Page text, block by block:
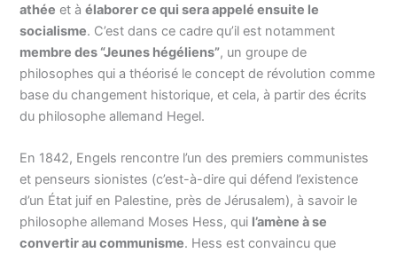
athée et àélaborer ce qui sera appelé ensuite le
socialisme. C’est dans ce cadre qu’il est notamment
membre des “Jeunes hégéliens”, un groupe de
philosophes qui a théorisé le concept de révolution comme
base du changement historique, et cela, à partir des écrits
du philosophe allemand Hegel.
En 1842, Engels rencontre l’un des premiers communistes
et penseurs sionistes (c’est-à-dire qui défend l’existence
d’un État juif en Palestine, près de Jérusalem), à savoir le
philosophe allemand Moses Hess, qui l’amène à se
convertir au communisme. Hess est convaincu que